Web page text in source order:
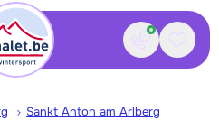
Contact
Sankt Anton am Arlberg